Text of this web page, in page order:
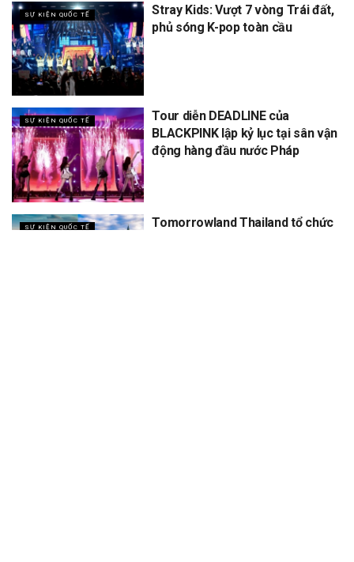
SỰ KIỆN QUỐC TẾ
Stray Kids: Vượt 7 vòng Trái đất,
phủ sóng K-pop toàn cầu
SỰ KIỆN QUỐC TẾ
Tour diễn DEADLINE của
BLACKPINK lập kỷ lục tại sân vận
động hàng đầu nước Pháp
SỰ KIỆN QUỐC TẾ
Tomorrowland Thailand tổ chức